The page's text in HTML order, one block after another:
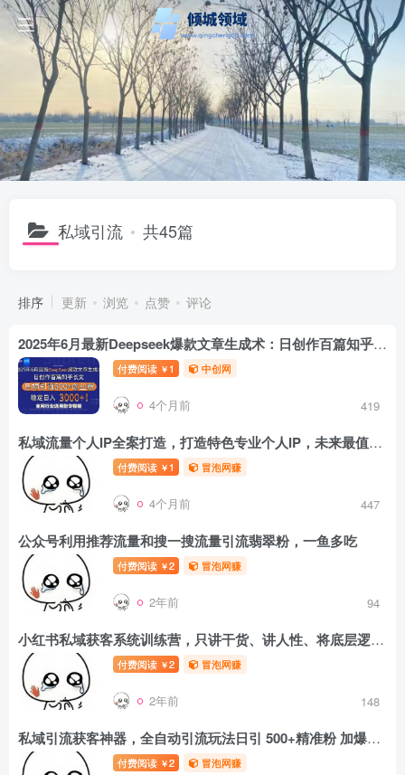
私域引流 共45篇
排序 更新 浏览 点赞 评论
2025年6月最新Deepseek爆款文章生成术：日创作百篇知乎长文，日均引流3000
付费阅读 ￥ 1 中创网
4个月前 419
私域流量个人IP全案打造，打造特色专业个人IP，未来最值钱的是你的个人IP
付费阅读 ￥ 1 冒泡网赚
4个月前 447
公众号利用推荐流量和搜一搜流量引流翡翠粉，一鱼多吃
付费阅读 ￥2 冒泡网赚
2年前 94
小红书私域获客系统训练营，只讲干货、讲人性、将底层逻辑，维度没有废话
付费阅读 ￥2 冒泡网赚
2年前 148
私域引流获客神器，全自动引流玩法日引 500+精准粉 加爆你的微信【揭秘】
付费阅读 ￥2 冒泡网赚